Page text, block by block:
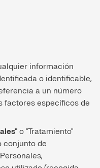
información
o identificable,
a un número
factores específicos de
o "Tratamiento"
conjunto de